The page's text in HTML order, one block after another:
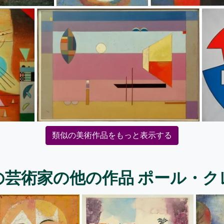
類似の美術作品をもっと表示する
芸術家の他の作品 ポール・ク